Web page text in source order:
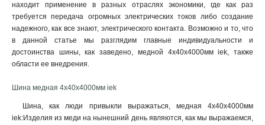
4x100x1мм 1
4x80x1мм 1
4x63x1мм
4x50x1мм 1
4x40x1мм 1
4x24x1мм 1
4x20x1мма 1
4x155x08мм 1
находит применение в разных отраслях экономики, где как раз
требуется передача огромных электрических токов либо создание
надежного, как все знают, электрического контакта. Возможно и то, что
в данной статье мы разглядим главные индивидуальности и
достоинства шины, как заведено, медной 4х40х4000мм iek, также
области ее внедрения.
Шина медная 4х40х4000мм iek
Шина, как люди привыкли выражаться, медная 4х40х4000мм
iek:Изделия из меди на нынешний день являются, как мы выражаемся,